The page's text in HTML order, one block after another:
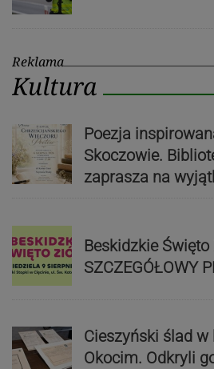
Reklama
Kultura
Poezja
Skoczowie.
zaprasza na
Beskidzkie Święto
SZCZEGÓŁOWY
Cieszyński ślad
Okocim. Odkryli